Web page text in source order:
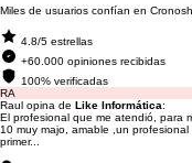
Miles de usuarios confían en
4.8/5 estrellas
+60.000 opiniones recibidas
100% verificadas
RA
Raul opina de Like Informática:
El profesional que me atendió, para
10 muy majo, amable ,un
primer...